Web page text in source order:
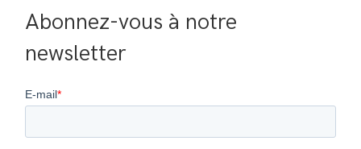
Abonnez-vous à notre
newsletter